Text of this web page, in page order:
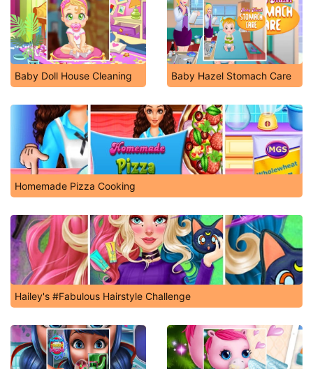
Baby Doll House Cleaning Baby Hazel Stomach Care
Homemade Pizza Cooking
Hailey's #Fabulous Hairstyle Challenge